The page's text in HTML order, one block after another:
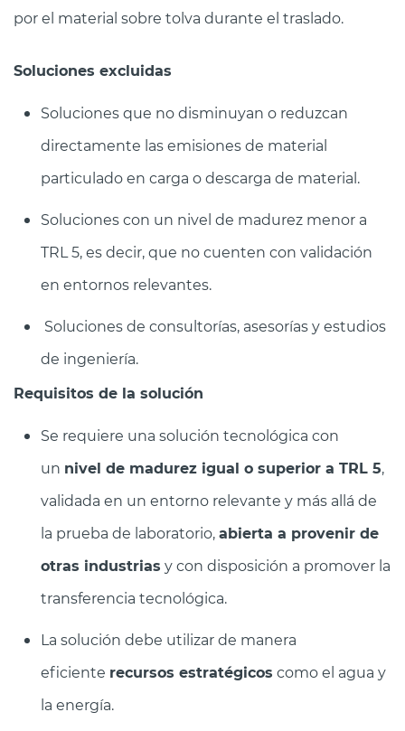
por el material sobre tolva durante el traslado.
Soluciones excluidas
Soluciones que no disminuyan o reduzcan
directamente las emisiones de material
particulado en carga o descarga de material.
Soluciones con un nivel de madurez menor a
TRL 5, es decir, que no cuenten con validación
en entornos relevantes.
Soluciones de consultorías, asesorías y estudios
de ingeniería.
Requisitos de la solución
Se requiere una solución tecnológica con
un nivel de madurez igual o superior a TRL 5,
validada en un entorno relevante y más allá de
la prueba de laboratorio,abierta a provenir de
otras industrias y con disposición a promover la
transferencia tecnológica.
La solución debe utilizar de manera
eficiente recursos estratégicos como el agua y
la energía.